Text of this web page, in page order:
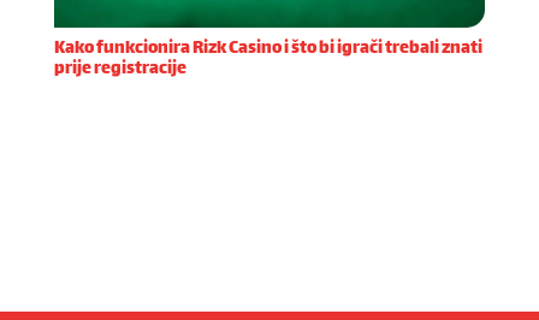
Kako funkcionira Rizk Casino i što bi igrači trebali znati
prije registracije